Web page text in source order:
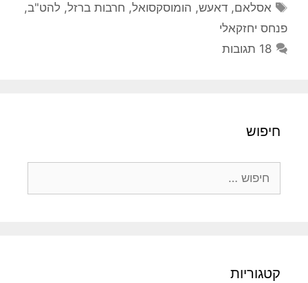
תגיות
אסלאם,דאעש, הומוסקסואל, חרבות ברזל, להט"ב,
פנחס יחזקאלי
18 תגובות
חיפוש
קטגוריות